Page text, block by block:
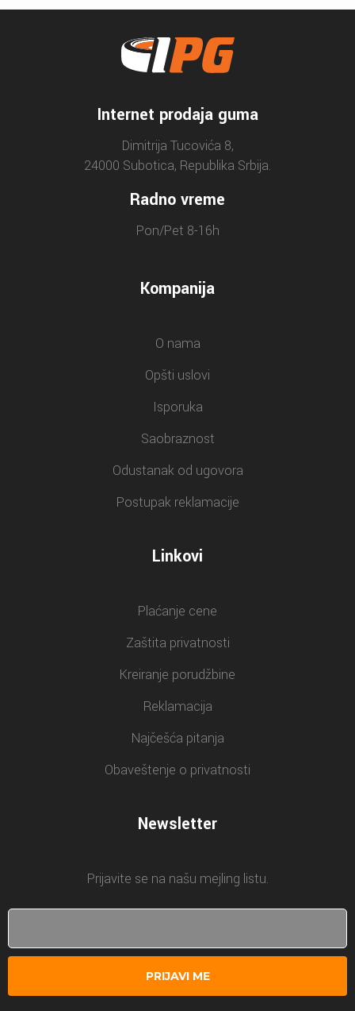
Internet prodaja guma
Dimitrija Tucovića 8,
24000 Subotica, Republika Srbija.
Radno vreme
Pon/Pet 8-16h
Kompanija
O nama
Opšti uslovi
Isporuka
Saobraznost
Odustanak od ugovora
Postupak reklamacije
Linkovi
Plaćanje cene
Zaštita privatnosti
Kreiranje porudžbine
Reklamacija
Najčešća pitanja
Obaveštenje o privatnosti
Newsletter
Prijavite se na našu mejling listu.
PRIJAVI ME